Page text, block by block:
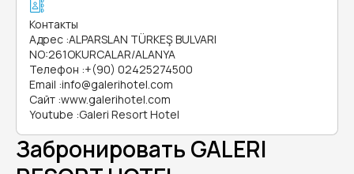
Контакты
Адрес :ALPARSLAN TÜRKEŞ BULVARI
NO:261OKURCALAR/ALANYA
Телефон :+(90) 02425274500
Email :info@galerihotel.com
Сайт :www.galerihotel.com
Youtube :Galeri Resort Hotel
Забронировать GALERI